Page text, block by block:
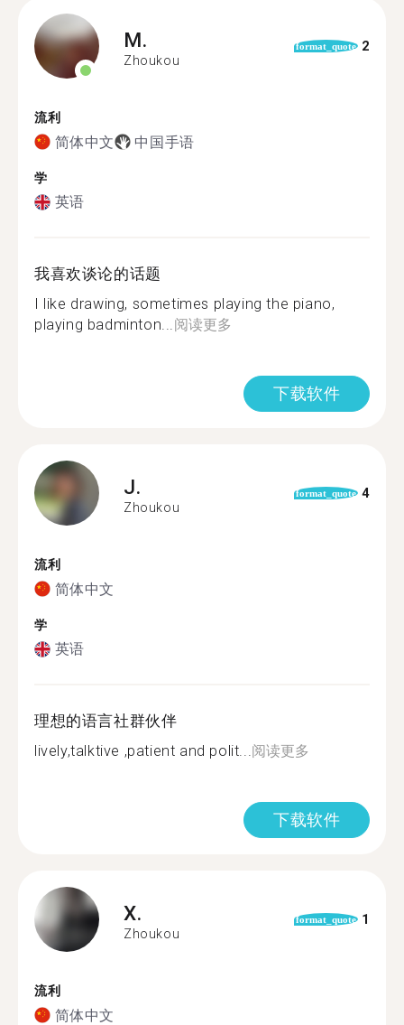
M.
Zhoukou
format_quote 2
流利
简体中文 中国手语
学
英语
我喜欢谈论的话题
I like drawing, sometimes playing the piano,
playing badminton...阅读更多
下载软件
J.
Zhoukou
format_quote 4
流利
简体中文
学
英语
理想的语言社群伙伴
lively,talktive ,patient and polit...阅读更多
下载软件
X.
Zhoukou
format_quote 1
流利
简体中文